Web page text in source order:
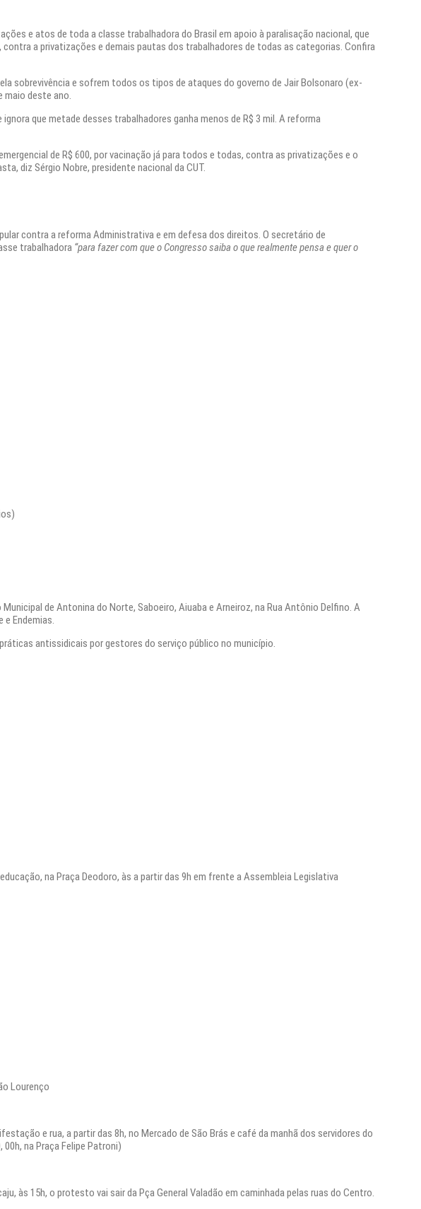
e atos de toda a classe trabalhadora do Brasil em apoio à paralisação nacional, que
a privatizações e demais pautas dos trabalhadores de todas as categorias. Confira
sobrevivência e sofrem todos os tipos de ataques do governo de Jair Bolsonaro (ex-
maio deste ano.
que metade desses trabalhadores ganha menos de R$ 3 mil. A reforma
de R$ 600, por vacinação já para todos e todas, contra as privatizações e o
diz Sérgio Nobre, presidente nacional da CUT.
contra a reforma Administrativa e em defesa dos direitos. O secretário de
trabalhadora “para fazer com que o Congresso saiba o que realmente pensa e quer o
de Antonina do Norte, Saboeiro, Aiuaba e Arneiroz, na Rua Antônio Delfino. A
Endemias.
antissidicais por gestores do serviço público no município.
na Praça Deodoro, às a partir das 9h em frente a Assembleia Legislativa
Lourenço
e rua, a partir das 8h, no Mercado de São Brás e café da manhã dos servidores do
na Praça Felipe Patroni)
às 15h, o protesto vai sair da Pça General Valadão em caminhada pelas ruas do Centro.